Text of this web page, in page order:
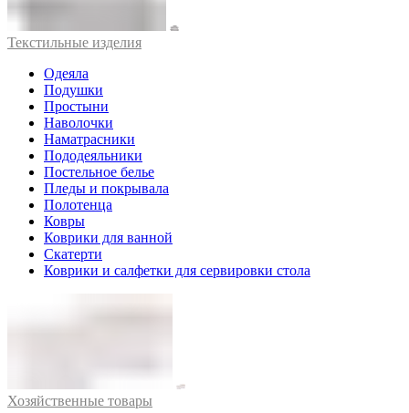
Текстильные изделия
Одеяла
Подушки
Простыни
Наволочки
Наматрасники
Пододеяльники
Постельное белье
Пледы и покрывала
Полотенца
Ковры
Коврики для ванной
Скатерти
Коврики и салфетки для сервировки стола
Хозяйственные товары